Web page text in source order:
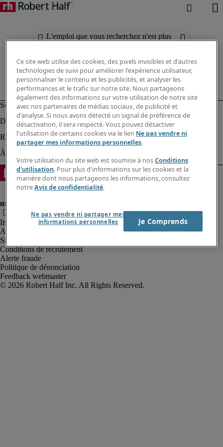
L'emploi que vous recherchez n'est plus
Informations sur la société
Avis de confidentialité
Site web et cookies
Conditions de recrutement
Alerte fraude
Politique de dénonciation
Feedback webmaster
Ce site web utilise des cookies, des pixels invisibles et d'autres
technologies de suivi pour améliorer l'expérience utilisateur,
personnaliser le contenu et les publicités, et analyser les
performances et le trafic sur notre site. Nous partageons
également des informations sur votre utilisation de notre site
avec nos partenaires de médias sociaux, de publicité et
d'analyse. Si nous avons détecté un signal de préférence de
désactivation, il sera respecté. Vous pouvez désactiver
l'utilisation de certains cookies via le lien Ne pas vendre ni
partager mes informations personnelles.
Votre utilisation du site web est soumise à nosConditions
d'utilisation. Pour plus d'informations sur les cookies et la
manière dont nous partageons les informations, consultez
notreAvis de confidentialité.
Ne pas vendre ni partager mes
informations personnelles
Je Comprends